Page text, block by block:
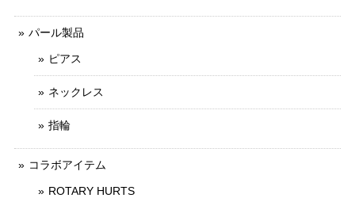
パール製品
ピアス
ネックレス
指輪
コラボアイテム
ROTARY HURTS